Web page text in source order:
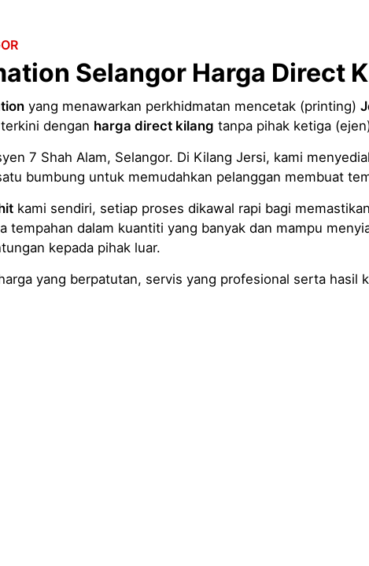
Selangor Harga Direct
yang menawarkan perkhidmatan mencetak (printing)
dengan harga direct kilang tanpa pihak ketiga
7 Shah Alam, Selangor. Di Kilang Jersi, kami
bumbung untuk memudahkan pelanggan membuat
kami sendiri, setiap proses dikawal rapi bagi
tempahan dalam kuantiti yang banyak dan mampu
kepada pihak luar.
yang berpatutan, servis yang profesional serta hasil